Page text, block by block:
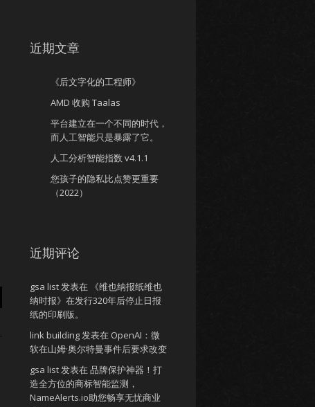
近期文章
《后文字化的工程师》
AMD 收购 Taalas
平台建立在一个不同的时代，
而人工智能只是暴露了它。
人工分析智能指数 v4.1.1
您孩子的隐私比点赞更重要
（2022）
近期评论
gsa list发表在
《维也纳报纸维也
纳时报》在发行320年后停止日报
纸的印刷版。
link building发表在 OpenAI：微
软在山姆·奥尔特曼事件后要求改变
gsa list发表在 品牌保护神器！打
造全方位的商标智能监测，
NameAlerts.io助您畅享无忧商业